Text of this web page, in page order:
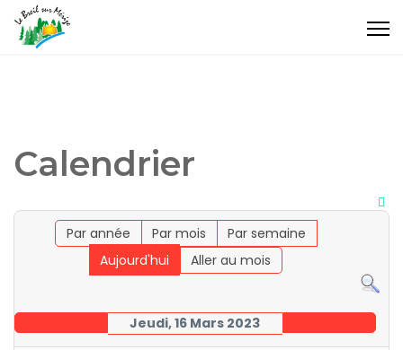
Calendrier
Par année Par mois
Par semaine
Aujourd'hui
Aller au mois
Jeudi, 16 Mars 2023